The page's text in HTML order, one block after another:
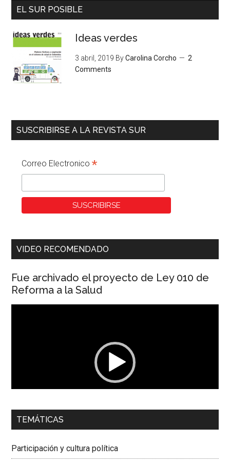
EL SUR POSIBLE
Ideas verdes
3 abril, 2019 ByCarolina Corcho
2
Comments
SUSCRIBIRSE A LA REVISTA SUR
Correo Electronico*
VIDEO RECOMENDADO
Fue archivado el proyecto de Ley 010 de
Reforma a la Salud
00:00 01:04
Dra. Carolina Corcho Mejía,Presidenta Corporación
Colombiana
TEMÁTICAS
Participación y cultura política